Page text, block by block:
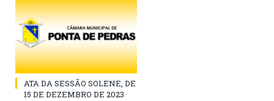
ATA DA SESSÃO SOLENE, DE
15 DE DEZEMBRO DE 2023